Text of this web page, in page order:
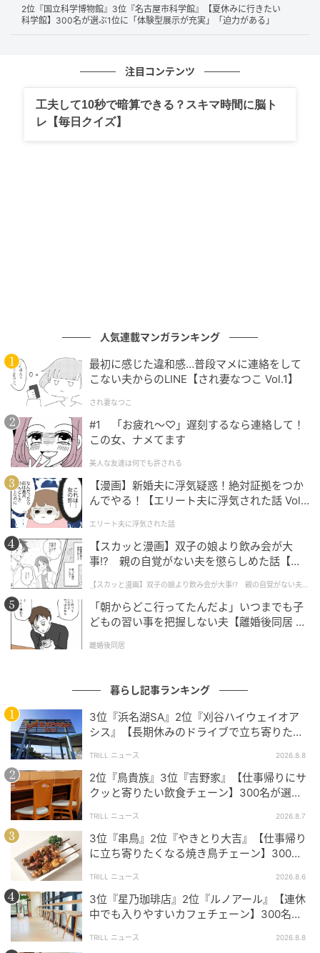
による新鮮な商品管理も高評価の理由です。品揃えや
結構和風弁当などがここはおいしくて、どれも味わいが本当に
まろやかな感じがとても大好きです。（49歳/女性）
第1位：セブン-イレブン（167票）
堂々の1位は「セブン-イレブン」！
最多得票を集めた理由は「ご飯がふっくらしていて冷
めても硬くなりにくい」ことや「種類が豊富」「おか
ずのバランスが良い」といった、こだわりの品質と品
揃えの幅広さ。焼き魚・唐揚げといった定番おかずは
もちろん、彩りや見た目にもしっかり配慮されている
点もファンを惹きつけています。
冷めても美味しい点が魅力です。おかずの味付けも安定してお
り、肉や魚の火の通りがちょうどよく、コンビニ弁当特有のパ
サつきが少ないと感じます。定番メニューの入れ替えも適度に
ご飯がふっくらしていて冷めても硬くなりにくく、主菜の味付
けも濃すぎずバランスが良いからです。特に焼き魚や唐揚げな
ど定番のおかずは脂っぽさが控えめで食べやすく、野菜の副菜
もきちんと入っているので満足感があります。全体のボリュー
ムと味の安定感が高く、どの時間帯に買っても外れが少ないと
スが良く外食に近いクオリティを安定して楽しめるからです。
さらに商品開発力が高く、定期的に改良されている点も評価さ
れています。（26歳/男性）
2位『国立科学博物館』3位『名古屋市科学館』【夏休みに行きたい
科学館】300名が選ぶ1位に「体験型展示が充実」「迫力がある」
注目コンテンツ
工夫して10秒で暗算できる？スキマ時間に脳ト
レ【毎日クイズ】
人気連載マンガランキング
最初に感じた違和感…普段マメに連絡をして
こない夫からのLINE【され妻なつこ Vol.1】
され妻なつこ
#1 「お疲れ〜♡」遅刻するなら連絡して！
この女、ナメてます
美人な友達は何でも許される
【漫画】新婚夫に浮気疑惑！絶対証拠をつか
んでやる！【エリート夫に浮気された話 Vol.
エリート夫に浮気された話
【スカッと漫画】双子の娘より飲み会が大
事!? 親の自覚がない夫を懲らしめた話【第1
【スカッと漫画】双子の娘より飲み会が大事!? 親の自覚がない夫を
懲らしめた話
「朝からどこ行ってたんだよ」いつまでも子
どもの習い事を把握しない夫【離婚後同居 Vo
離婚後同居
暮らし記事ランキング
3位『浜名湖SA』2位『刈谷ハイウェイオア
シス』【長期休みのドライブで立ち寄りたい
実」
TRILL ニュース 2026.8.8
2位『鳥貴族』3位『吉野家』【仕事帰りにサ
クッと寄りたい飲食チェーン】300名が選ぶ1
TRILL ニュース 2026.8.7
3位『串鳥』2位『やきとり大吉』【仕事帰り
に立ち寄りたくなる焼き鳥チェーン】300名
TRILL ニュース 2026.8.6
3位『星乃珈琲店』2位『ルノアール』【連休
中でも入りやすいカフェチェーン】300名が
TRILL ニュース 2026.8.8